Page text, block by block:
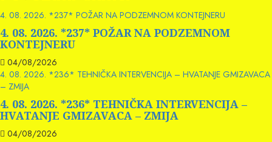
4. 08. 2026. *237* POŽAR NA PODZEMNOM KONTEJNERU
4. 08. 2026. *237* POŽAR NA PODZEMNOM
KONTEJNERU
04/08/2026
4. 08. 2026. *236* TEHNIČKA INTERVENCIJA – HVATANJE GMIZAVACA
– ZMIJA
4. 08. 2026. *236* TEHNIČKA INTERVENCIJA –
HVATANJE GMIZAVACA – ZMIJA
04/08/2026